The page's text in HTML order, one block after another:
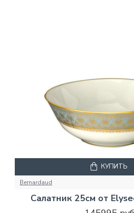
Bernardaud
Салатник 25см от
КУПИТЬ